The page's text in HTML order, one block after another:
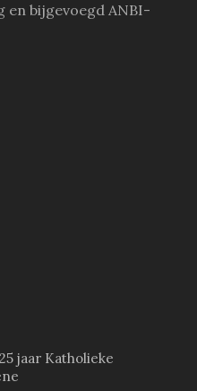
en bijgevoegd ANBI-
jaar Katholieke